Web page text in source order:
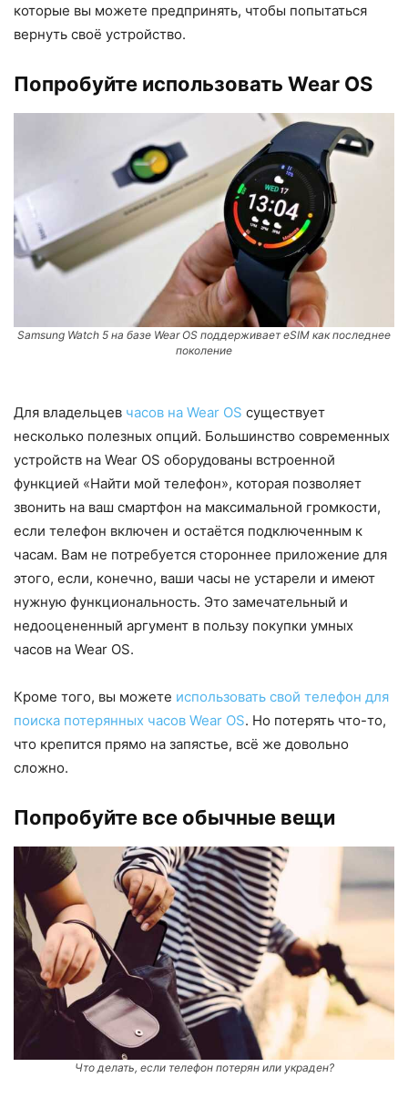
которые вы можете предпринять, чтобы попытаться
вернуть своё устройство.
Попробуйте использовать Wear OS
Samsung Watch 5 на базе Wear OS поддерживает eSIM как последнее
поколение
Для владельцев часов на Wear OS существует
несколько полезных опций. Большинство современных
устройств на Wear OS оборудованы встроенной
функцией «Найти мой телефон», которая позволяет
звонить на ваш смартфон на максимальной громкости,
если телефон включен и остаётся подключенным к
часам. Вам не потребуется стороннее приложение для
этого, если, конечно, ваши часы не устарели и имеют
нужную функциональность. Это замечательный и
недооцененный аргумент в пользу покупки умных
часов на Wear OS.
Кроме того, вы можете использовать свой телефон для
поиска потерянных часов Wear OS. Но потерять что-то,
что крепится прямо на запястье, всё же довольно
сложно.
Попробуйте все обычные вещи
Что делать, если телефон потерян или украден?